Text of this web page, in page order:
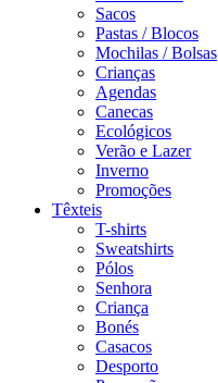
Sacos
Pastas / Blocos
Mochilas / Bolsas
Crianças
Agendas
Canecas
Ecológicos
Verão e Lazer
Inverno
Promoções
Têxteis
T-shirts
Sweatshirts
Pólos
Senhora
Criança
Bonés
Casacos
Desporto